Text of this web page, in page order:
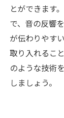
とができます
で、音の反響
が伝わりやす
取り入れるこ
のような技術
しましょう。